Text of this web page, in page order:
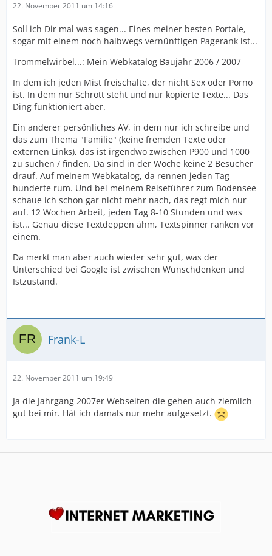
22. November 2011 um 14:16
Soll ich Dir mal was sagen... Eines meiner besten Portale,
sogar mit einem noch halbwegs vernünftigen Pagerank ist...
Trommelwirbel...: Mein Webkatalog Baujahr 2006 / 2007
In dem ich jeden Mist freischalte, der nicht Sex oder Porno
ist. In dem nur Schrott steht und nur kopierte Texte... Das
Ding funktioniert aber.
Ein anderer persönliches AV, in dem nur ich schreibe und
das zum Thema "Familie" (keine fremden Texte oder
externen Links), das ist irgendwo zwischen P900 und 1000
zu suchen / finden. Da sind in der Woche keine 2 Besucher
drauf. Auf meinem Webkatalog, da rennen jeden Tag
hunderte rum. Und bei meinem Reiseführer zum Bodensee
schaue ich schon gar nicht mehr nach, das regt mich nur
auf. 12 Wochen Arbeit, jeden Tag 8-10 Stunden und was
ist... Genau diese Textdeppen ähm, Textspinner ranken vor
einem.
Da merkt man aber auch wieder sehr gut, was der
Unterschied bei Google ist zwischen Wunschdenken und
Istzustand.
Frank-L
22. November 2011 um 19:49
Ja die Jahrgang 2007er Webseiten die gehen auch ziemlich
gut bei mir. Hät ich damals nur mehr aufgesetzt.